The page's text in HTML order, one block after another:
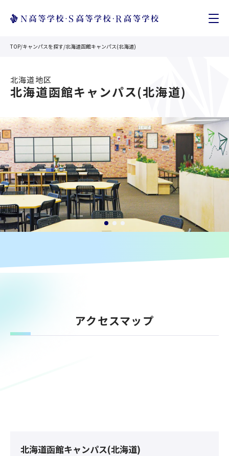
TOP/キャンパスを探す/北海道函館キャンパス(北海道)
北海道地区
北海道函館キャンパス(北海道)
アクセスマップ
北海道函館キャンパス(北海道)